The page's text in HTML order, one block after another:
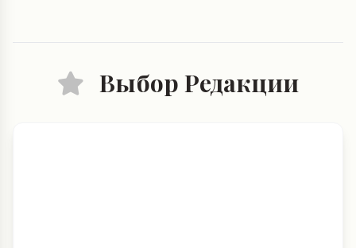
Выбор Редакции